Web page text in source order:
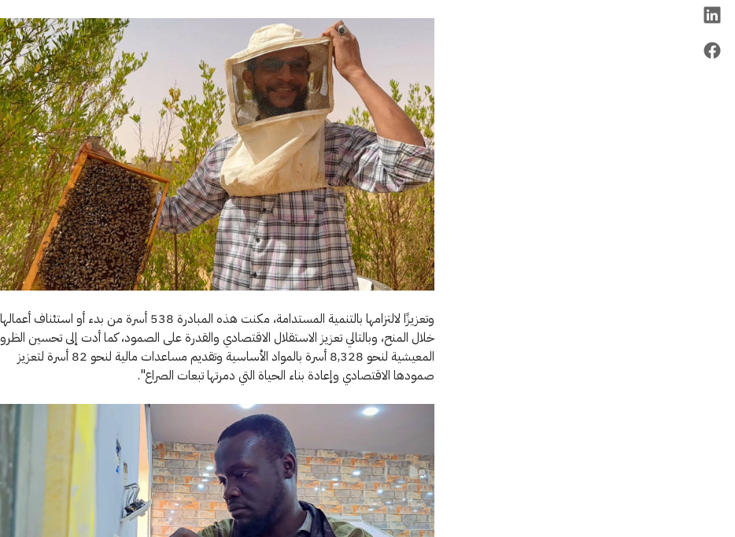
وتعزيزًا لالتزامها بالتنمية المستدامة، مكنت هذه المبادرة 538 أسرة من بدء أو
خلال المنح، وبالتالي تعزيز الاستقلال الاقتصادي والقدرة على الصمود، كما أدت إلى تحسين
المعيشية لنحو 8,328 أسرة بالمواد الأساسية وتقديم مساعدات مالية لنحو 82 أسرة لتعزيز
صمودها الاقتصادي وإعادة بناء الحياة التي دمرتها تبعات الصراع".